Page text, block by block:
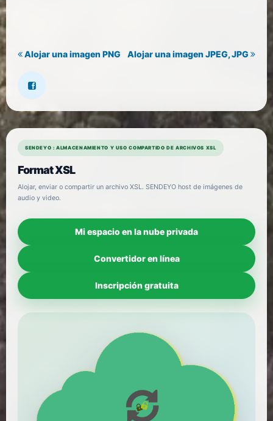
Alojar una imagen PNG Alojar una imagen JPEG, JPG
SENDEYO : ALMACENAMIENTO Y USO COMPARTIDO DE ARCHIVOS XSL
Format XSL
Alojar, enviar o compartir un archivo XSL. SENDEYO host de imágenes de
audio y video.
Mi espacio en la nube privada
Convertidor en línea
Inscripción gratuita